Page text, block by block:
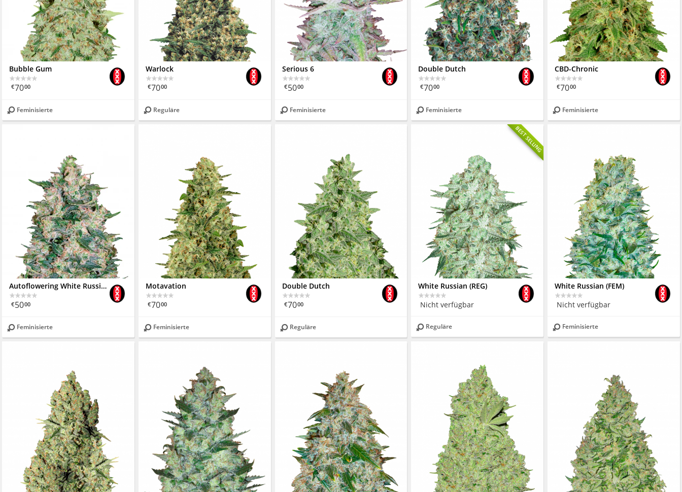
Bubble Gum
€7000
Feminisierte
Warlock
€7000
Reguläre
Serious 6
€5000
Feminisierte
Double Dutch
€7000
Feminisierte
CBD-Chronic
€7000
Feminisierte
Autoflowering White Russian #1
€5000
Feminisierte
Motavation
€7000
Feminisierte
Double Dutch
€7000
Reguläre
BEST SELLING
White Russian (REG)
Nicht verfügbar
Reguläre
White Russian (FEM)
Nicht verfügbar
Feminisierte